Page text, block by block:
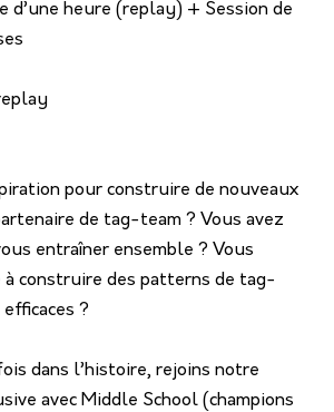
d’une heure (replay) + Session de
pour construire de nouveaux
de tag-team ? Vous avez
entraîner ensemble ? Vous
à construire des patterns de tag-
?
dans l’histoire, rejoins notre
avec Middle School (champions